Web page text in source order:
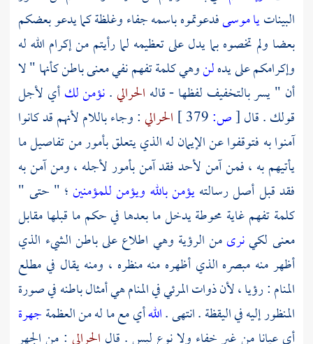
البيناتيا موسىفدعوتموه باسمه جفاء وغلظة كما يدعو بعضكم
بعضا ولم تخصوه بما يدل على تعظيمه لما رأيتم من إكرام الله له
وإكرامكم على يدهلنوهي كلمة تفهم نفي معنى باطن كأنها " لا
أن " يسر بالتخفيف لفظها - قاله الحرالي.نؤمن لكأي لأجل
قولك . قال[ص: الحرالي: وجاء باللام لأنهم قد كانوا
آمنوا به فتوقفوا عن الإيمان له الذي يتعلق بأمور من تفاصيل ما
يأتيهم به ، فمن آمن لأحد فقد آمن بأمور لأجله ، ومن آمن به
فقد قبل أصل رسالتهيؤمن بالله ويؤمن للمؤمنين؛ " حتى "
كلمة تفهم غاية محوطة يدخل ما بعدها في حكم ما قبلها مقابل
معنى لكينرىمن الرؤية وهي اطلاع على باطن الشيء الذي
أظهر منه مبصره الذي أظهره منه منظره ، ومنه يقال في مطلع
المنام : رؤيا ، لأن ذوات المرئي في المنام هي أمثال باطنه في صورة
المنظور إليه في اليقظة . انتهى .اللهأي مع ما له من العظمةجهرة